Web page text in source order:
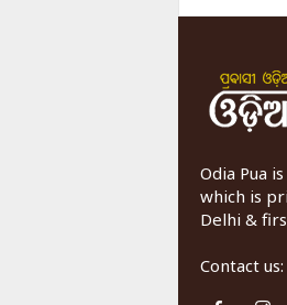
Odia Pua
which is
Delhi &
Contact us: